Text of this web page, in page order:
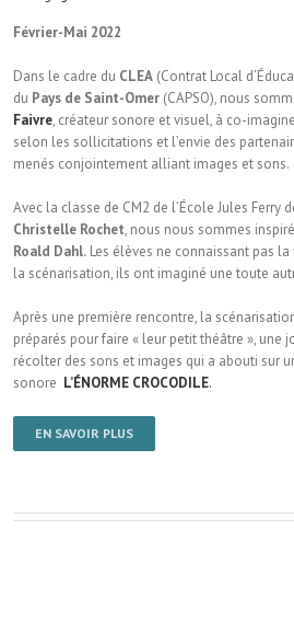
Février-Mai 2022
Dans le cadre du CLEA (Contrat Local
du Pays de Saint-Omer (CAPSO), nous
Faivre, créateur sonore et visuel, à co-
selon les sollicitations et l’envie des
menés conjointement alliant images et sons.
Avec la classe de CM2 de l’École Jules Ferry
Christelle Rochet, nous nous sommes
Roald Dahl. Les élèves ne connaissant pas
la scénarisation, ils ont imaginé une toute
Après une première rencontre, la
préparés pour faire « leur petit théâtre », une
récolter des sons et images qui a abouti sur
sonore L’ÉNORME CROCODILE.
EN SAVOIR PLUS